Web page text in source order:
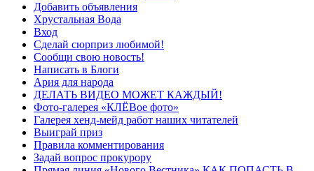
Добавить объявления
Хрустальная Вода
Вход
Сделай сюрприз любимой!
Сообщи свою новость!
Написать в Блоги
Ария для народа
ДЕЛАТЬ ВИДЕО МОЖЕТ КАЖДЫЙ!
Фото-галерея «КЛЁВое фото»
Галерея хенд-мейд работ наших читателей
Выиграй приз
Правила комментирования
Задай вопрос прокурору